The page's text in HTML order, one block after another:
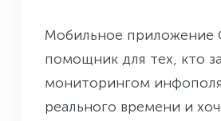
Мобильное
помощник для тех, кто
мониторингом
реального времени и